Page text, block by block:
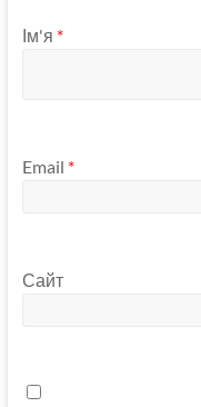
Ім'я *
Email *
Сайт